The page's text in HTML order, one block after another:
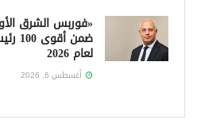
«فوربس الشرق
لعام 2026
أغسطس 6, 2026